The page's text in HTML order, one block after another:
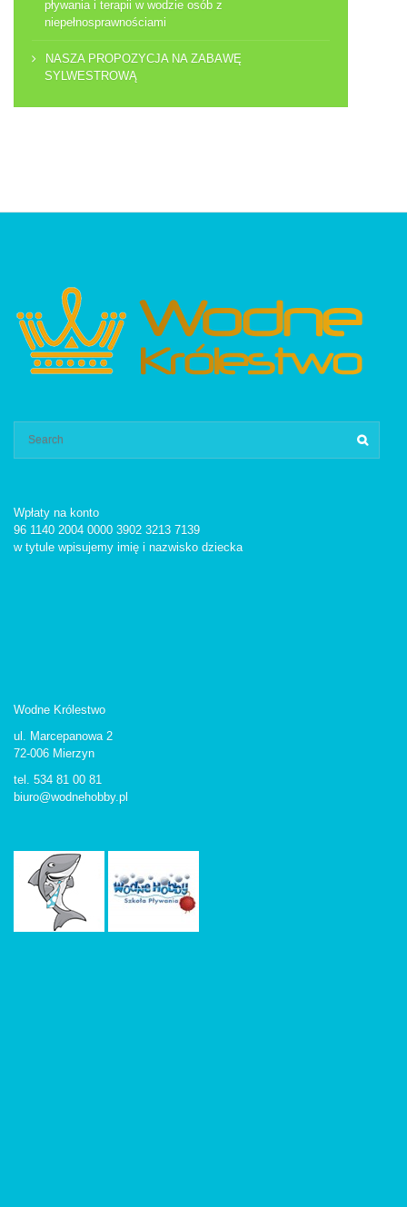
pływania i terapii w wodzie osób z
niepełnosprawnościami
NASZA PROPOZYCJA NA ZABAWĘ
SYLWESTROWĄ
Wpłaty na konto
96 1140 2004 0000 3902 3213 7139
w tytule wpisujemy imię i nazwisko dziecka
Wodne Królestwo
ul. Marcepanowa 2
72-006 Mierzyn
tel. 534 81 00 81
biuro@wodnehobby.pl